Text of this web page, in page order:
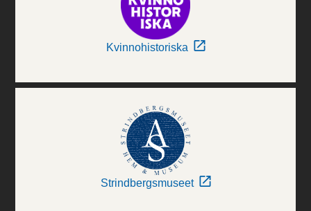
Kvinnohistoriska
Strindbergsmuseet